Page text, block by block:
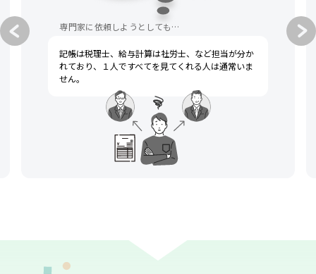
専門家に依頼しようとしても…
記帳は税理士、給与計算は社労士、など担当が分か
れており、１人ですべてを見てくれる人は通常いま
せん。